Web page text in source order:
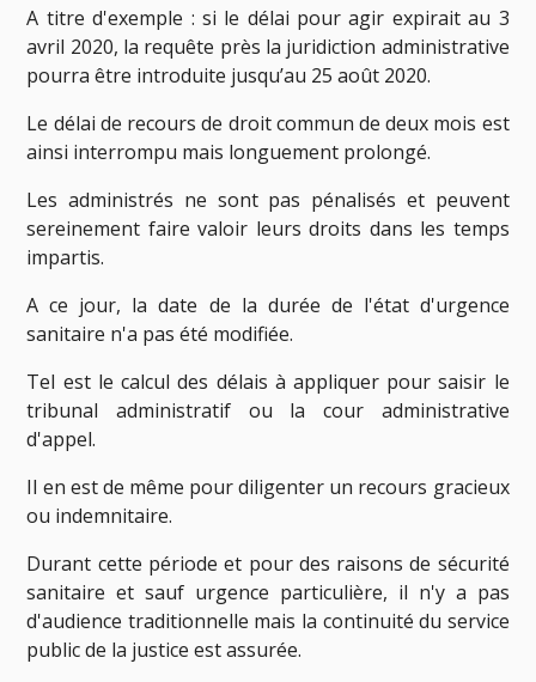
A titre d'exemple : si le délai pour agir expirait au 3
avril 2020, la requête près la juridiction administrative
pourra être introduite jusqu’au 25 août 2020.
Le délai de recours de droit commun de deux mois est
ainsi interrompu mais longuement prolongé.
Les administrés ne sont pas pénalisés et peuvent
sereinement faire valoir leurs droits dans les temps
impartis.
A ce jour, la date de la durée de l'état d'urgence
sanitaire n'a pas été modifiée.
Tel est le calcul des délais à appliquer pour saisir le
tribunal administratif ou la cour administrative
d'appel.
Il en est de même pour diligenter un recours gracieux
ou indemnitaire.
Durant cette période et pour des raisons de sécurité
sanitaire et sauf urgence particulière, il n'y a pas
d'audience traditionnelle mais la continuité du service
public de la justice est assurée.